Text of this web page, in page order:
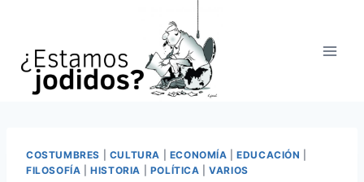
contenido
COSTUMBRES CULTURA ECONOMÍA |EDUCACIÓN
FILOSOFÍA |HISTORIA POLÍTICA |VARIOS